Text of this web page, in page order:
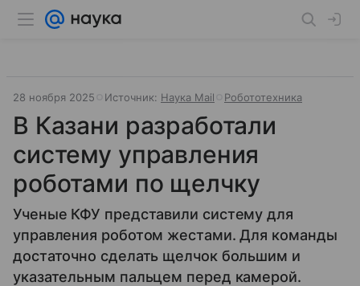
28 ноября 2025 Источник: Наука Mail Робототехника
В Казани разработали
систему управления
роботами по щелчку
Ученые КФУ представили систему для
управления роботом жестами. Для команды
достаточно сделать щелчок большим и
указательным пальцем перед камерой.